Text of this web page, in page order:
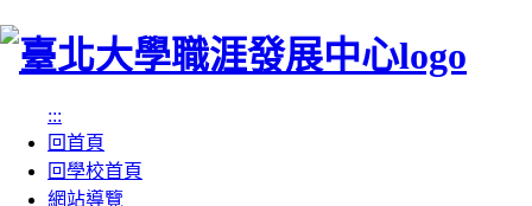
跳
:::
回首頁
回學校首頁
網站導覽